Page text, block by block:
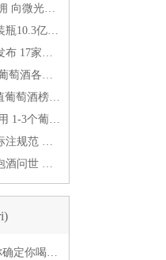
意酒网2026新年寄语：于变局中相拥 向微光而前行
数据 | 意大利起泡酒2025持续走强装瓶10.3亿瓶 普罗塞克风靡全球
酒庄游 | 意大利2026酒庄旅游指南发布 17家葡萄酒博物馆别错过
趋势 | 意大利圣诞酒饮市场 啤酒与葡萄酒各自精彩
榜单 | Liv-Ex2025百大醉具投资价值葡萄酒榜单发布 20款意酒入选
商业 | 米其林将发布2026酒庄指南 用 1-3个葡萄串为部分酒庄评级
法规 | 欧盟发布无醇和低醇葡萄酒标注规范 无醇酒可以被种出来吗
趋势 | 首款瓶中二次发酵的无醇起泡酒问世 意大利酿酒师用特种酵母开创历史
当你说“我喜欢喝Moscato”的时候 你确定你喝的到底是什么吗？